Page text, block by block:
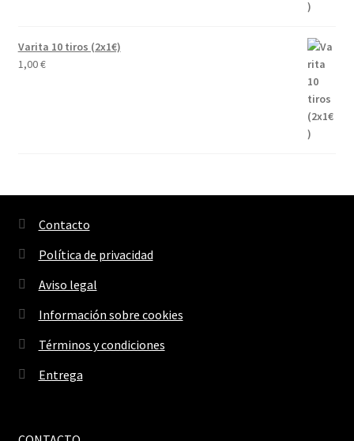
Varita 10 tiros (2x1€)
1,00€
Contacto
Política de privacidad
Aviso legal
Información sobre cookies
Términos y condiciones
Entrega